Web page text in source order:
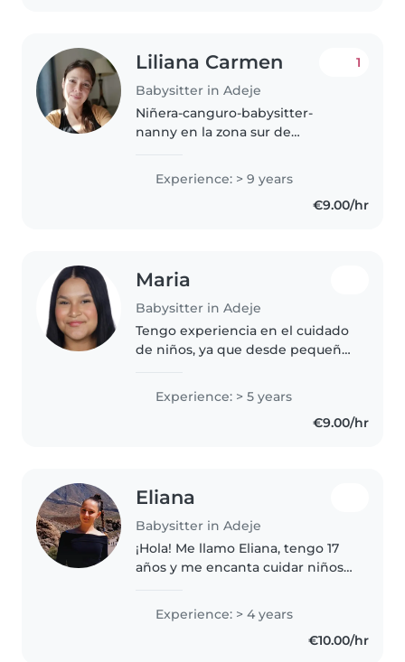
Liliana Carmen
Babysitter in Adeje
1
Niñera-canguro-babysitter-
nanny en la zona sur de
Experiencia con bebés
prematuros y con niños de
diferentes edades. Excelentes
Experience: > 9 years
€9.00/hr
Maria
Babysitter in Adeje
Tengo experiencia en el cuidado
de niños, ya que desde pequeña
de cuidar a mis primos durante
largos periodos de tiempo.
Gracias a ello he desarrollado..
Experience: > 5 years
€9.00/hr
Eliana
Babysitter in Adeje
¡Hola! Me llamo Eliana, tengo 17
años y me encanta cuidar niños.
paciente y cariñosa. Me gusta
jugar con los niños, ayudarles
Experience: > 4 years
€10.00/hr